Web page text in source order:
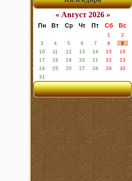
« Август 2026 »
Пн Вт Ср Чт Пт Сб Вс
1
2
3
4 5 6 7 8
9
10
11 12 13 14 15
16
17
18 19 20 21 22
23
24
25 26 27 28 29
30
31